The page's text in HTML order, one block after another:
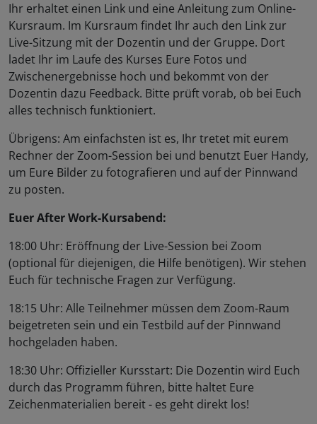
Ihr erhaltet einen Link und eine Anleitung zum Online-
Kursraum. Im Kursraum findet Ihr auch den Link zur
Live-Sitzung mit der Dozentin und der Gruppe. Dort
ladet Ihr im Laufe des Kurses Eure Fotos und
Zwischenergebnisse hoch und bekommt von der
Dozentin dazu Feedback. Bitte prüft vorab, ob bei Euch
alles technisch funktioniert.
Übrigens: Am einfachsten ist es, Ihr tretet mit eurem
Rechner der Zoom-Session bei und benutzt Euer Handy,
um Eure Bilder zu fotografieren und auf der Pinnwand
zu posten.
Euer After Work-Kursabend:
18:00 Uhr: Eröffnung der Live-Session bei Zoom
(optional für diejenigen, die Hilfe benötigen). Wir stehen
Euch für technische Fragen zur Verfügung.
18:15 Uhr: Alle Teilnehmer müssen dem Zoom-Raum
beigetreten sein und ein Testbild auf der Pinnwand
hochgeladen haben.
18:30 Uhr: Offizieller Kursstart: Die Dozentin wird Euch
durch das Programm führen, bitte haltet Eure
Zeichenmaterialien bereit - es geht direkt los!